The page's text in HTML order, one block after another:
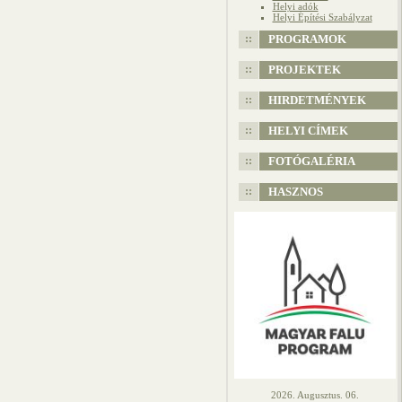
Helyi adók
Helyi Építési Szabályzat
PROGRAMOK
PROJEKTEK
HIRDETMÉNYEK
HELYI CÍMEK
FOTÓGALÉRIA
HASZNOS
2026. Augusztus. 06.